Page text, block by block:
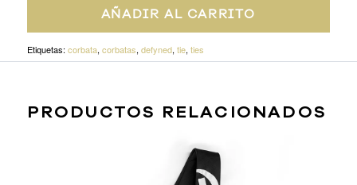
AÑADIR AL CARRITO
Etiquetas: corbata, corbatas, defyned, tie, ties
PRODUCTOS RELACIONADOS